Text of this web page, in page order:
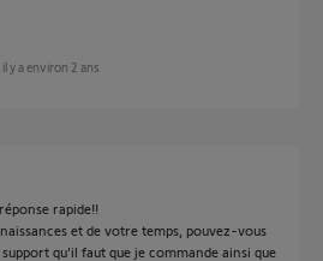
il y a environ 2 ans
rapide!!
et de votre temps, pouvez-vous
qu'il faut que je commande ainsi que